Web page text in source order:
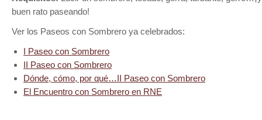
buen rato paseando!
Ver los Paseos con Sombrero ya celebrados:
I Paseo con Sombrero
II Paseo con Sombrero
Dónde, cómo, por qué…II Paseo con Sombrero
El Encuentro con Sombrero en RNE